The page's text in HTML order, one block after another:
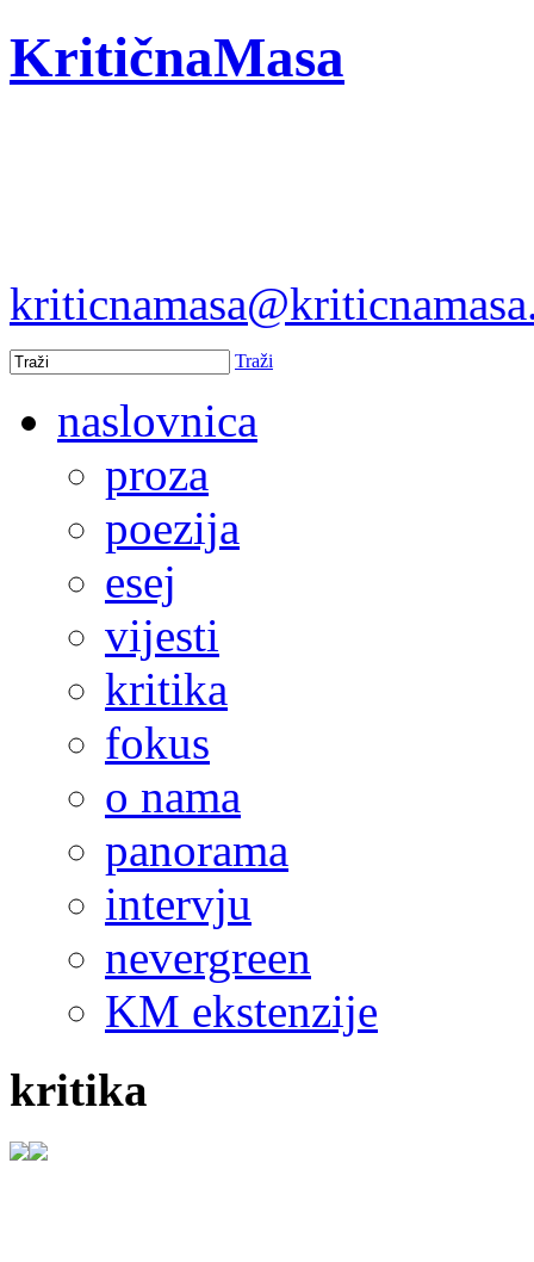
KritičnaMasa
Traži
naslovnica
proza
poezija
esej
vijesti
kritika
fokus
o nama
panorama
intervju
nevergreen
KM ekstenzije
kritika